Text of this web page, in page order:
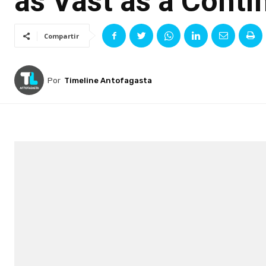
Compartir
Por Timeline Antofagasta